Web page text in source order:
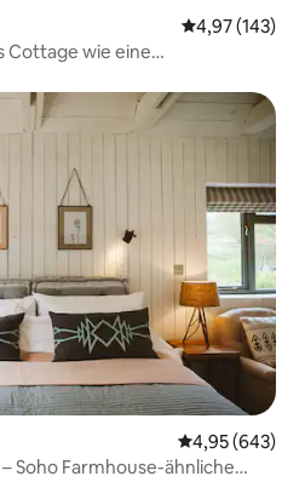
4,97 (143)
Cottage wie eine
4,95 (643)
Soho Farmhouse-ähnliche